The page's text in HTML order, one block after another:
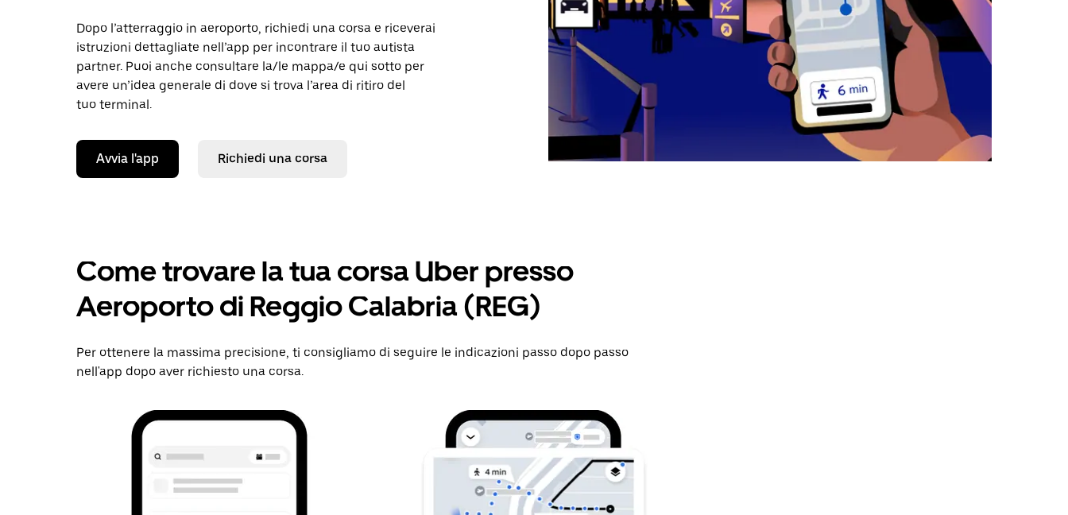
Dopo l’atterraggio in aeroporto, richiedi una corsa e riceverai
istruzioni dettagliate nell’app per incontrare il tuo autista
partner. Puoi anche consultare la/le mappa/e qui sotto per
avere un’idea generale di dove si trova l’area di ritiro del
tuo terminal.
Avvia l'app Richiedi una corsa
Come trovare la tua corsa Uber presso
Aeroporto di Reggio Calabria (REG)
Per ottenere la massima precisione, ti consigliamo di seguire le indicazioni passo dopo passo
nell'app dopo aver richiesto una corsa.